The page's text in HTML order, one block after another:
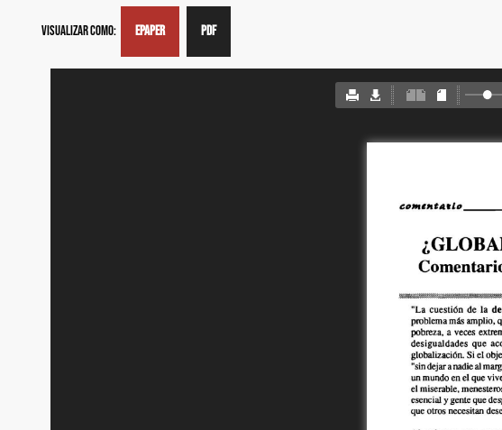
Visualizar como: EPAPER PDF